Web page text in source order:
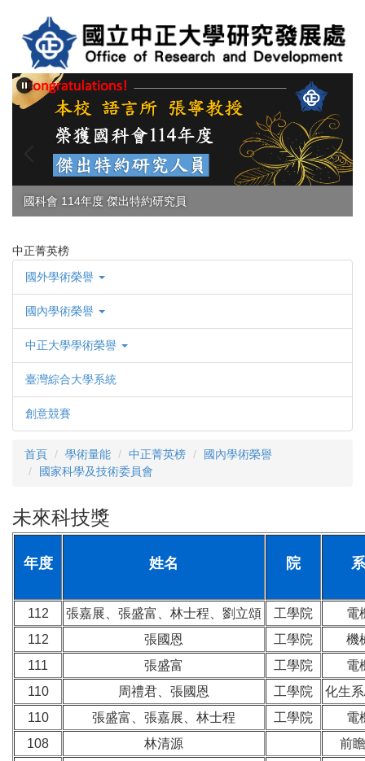
內
容
國科會 114年度 傑出特約研究員
中正菁英榜
國外學術榮譽
國內學術榮譽
中正大學學術榮譽
臺灣綜合大學系統
創意競賽
首頁 學術量能 中正菁英榜
國內學術榮譽
國家科學及技術委員會
未來科技獎
年度 姓名 院
112 張嘉展、張盛富、林士程、劉立頌 工學院
電
112
張國恩 工學院
機
111
張盛富 工學院
電
110
周禮君、張國恩 工學院
化生
110
張盛富、張嘉展、林士程 工學院
電
108
林清源
前